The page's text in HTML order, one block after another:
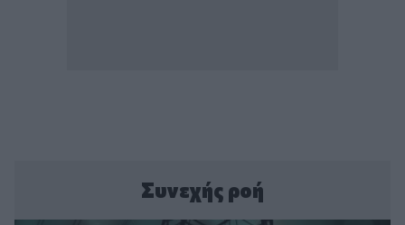
Συνεχής ροή